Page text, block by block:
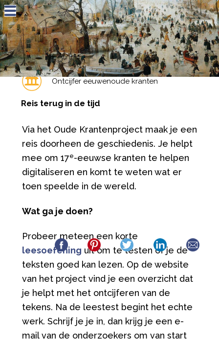
Jump to navigation
Ontcijfer eeuwenoude kranten
Reis terug in de tijd
Via het Oude Krantenproject maak je een
reis doorheen de geschiedenis. Je helpt
mee om 17e-eeuwse kranten te helpen
digitaliseren en komt te weten wat er
toen speelde in de wereld.
Wat ga je doen?
Probeer meteen een korte
leesoefening uit om te testen of je de
teksten goed kan lezen. Op de website
van het project vind je een overzicht dat
je helpt met het ontcijferen van de
tekens. Na de leestest begint het echte
werk. Schrijf je je in, dan krijg je een e-
mail van de onderzoekers om van start